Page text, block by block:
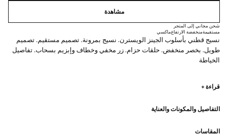
مشاهدة
شحن مجاني إلى المتجر
مستقيمةمنخفضة الارتفاعماكسي
نسيج قطني بأسلوب الجينز الويسترن. نسيج بمرونة. تصميم مستقيم. تصميم
طويل. بخصر منخفض. حلقات حزام. زر مخفي وخطاف وإبزيم بسحاب. تفاصيل
الخياطة
صيفية تنبض بطاقة جريئة، حيث تتعايش العملية والأناقة في تناغم مثالي.تقدّم
على تنسيق الطبقات ونهج مفاهيمي مبتكر، يحتفي بالتعبير الفردي سواء في
قراءة +
التفاصيل والمكونات والعناية
المقاسات